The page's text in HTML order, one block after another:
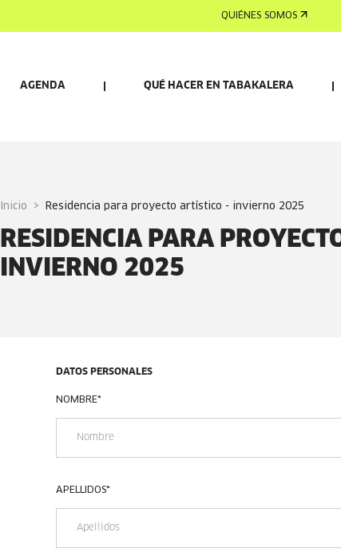
QUIÉNES SOMOS
AGENDA QUÉ HACER EN TABAKALERA
Inicio residencia para proyecto artístico - invierno 2025
RESIDENCIA PARA
INVIERNO 2025
DATOS PERSONALES
NOMBRE*
APELLIDOS*